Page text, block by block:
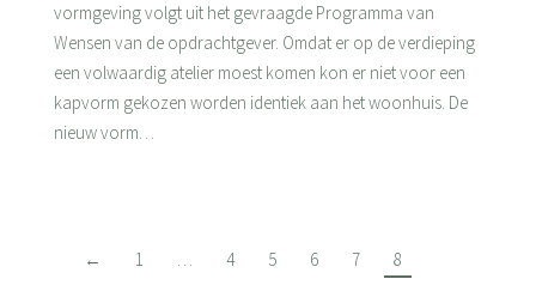
vormgeving volgt uit het gevraagde Programma van
Wensen van de opdrachtgever. Omdat er op de verdieping
een volwaardig atelier moest komen kon er niet voor een
kapvorm gekozen worden identiek aan het woonhuis. De
nieuw vorm…
← 1 … 4 5 6 7 8